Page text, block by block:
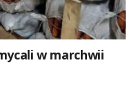
w marchwii